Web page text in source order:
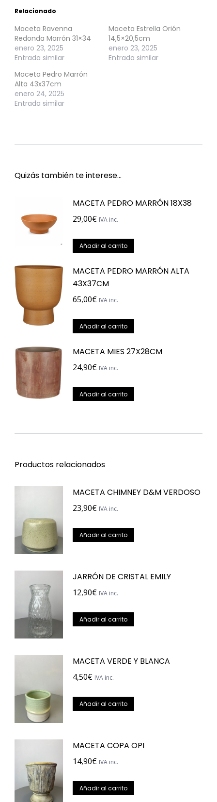
Relacionado
Maceta Ravenna
Redonda Marrón 31×34
enero 23, 2025
Entrada similar
Maceta Estrella Orión
14,5×20,5cm
enero 23, 2025
Entrada similar
Maceta Pedro Marrón
Alta 43x37cm
enero 24, 2025
Entrada similar
Quizás también te interese…
MACETA PEDRO MARRÓN 18X38
29,00€ IVA inc.
Añadir al carrito
MACETA PEDRO MARRÓN ALTA
43X37CM
65,00€ IVA inc.
Añadir al carrito
MACETA MIES 27X28CM
24,90€ IVA inc.
Añadir al carrito
Productos relacionados
MACETA CHIMNEY D&M VERDOSO
23,90€ IVA inc.
Añadir al carrito
JARRÓN DE CRISTAL EMILY
12,90€ IVA inc.
Añadir al carrito
MACETA VERDE Y BLANCA
4,50€ IVA inc.
Añadir al carrito
MACETA COPA OPI
14,90€ IVA inc.
Añadir al carrito